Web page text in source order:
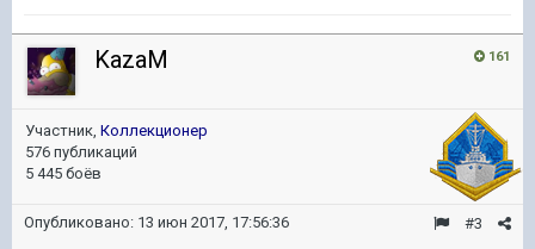
161
KazaM
Участник, Коллекционер
576 публикаций
5 445 боёв
#3
Опубликовано: 13 июн 2017, 17:56:36